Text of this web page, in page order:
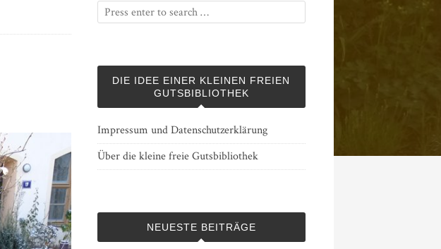
DIE IDEE EINER KLEINEN FREIEN
GUTSBIBLIOTHEK
Impressum und Datenschutzerklärung
Über die kleine freie Gutsbibliothek
NEUESTE BEITRÄGE